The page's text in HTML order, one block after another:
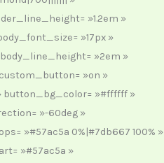
»1.2em »
»17px »
»2em »
»on »
button_bg_color= »#ffffff »
»-60deg »
»#57ac5a 0%|#7db667 100% »
»#57ac5a »